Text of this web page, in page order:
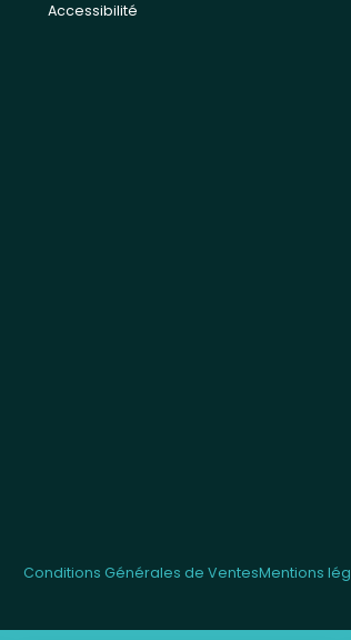
Accessibilité
Conditions Générales de VentesMentions